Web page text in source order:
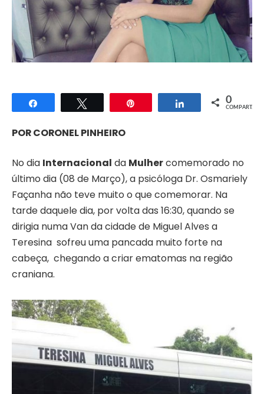
Compartilhar Compartilhar
0
COMPART.
POR CORONEL PINHEIRO
No dia Internacional da Mulhercomemorado no
último dia (08 de Março), a psicóloga Dr. Osmariely
Façanha não teve muito o que comemorar. Na
tarde daquele dia, por volta das 16:30, quando se
dirigia numa Van da cidade de Miguel Alves a
Teresina sofreu uma pancada muito forte na
cabeça, chegando a criar ematomas na região
craniana.